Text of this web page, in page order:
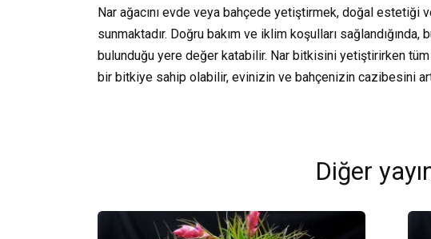
Nar ağacını evde veya bahçede yetiştirmek, doğal
sunmaktadır. Doğru bakım ve iklim koşulları
bulunduğu yere değer katabilir. Nar bitkisini yetiştirirken
bir bitkiye sahip olabilir, evinizin ve bahçenizin cazibesini
Diğer